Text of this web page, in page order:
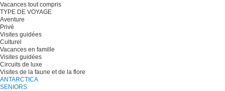
Vacances tout compris
TYPE DE VOYAGE
Aventure
Privé
Visites guidées
Culturel
Vacances en famille
Visites guidées
Circuits de luxe
Visites de la faune et de la flore
ANTARCTICA
SENIORS